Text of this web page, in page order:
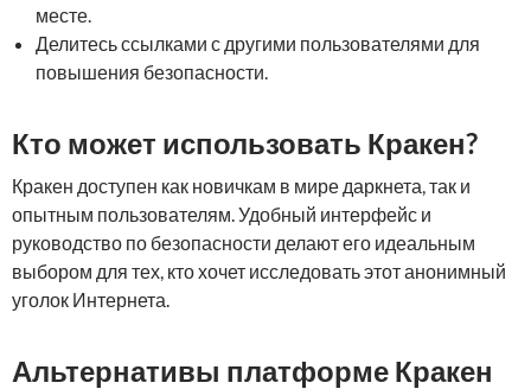
месте.
Делитесь ссылками с другими пользователями для
повышения безопасности.
Кто может использовать Кракен?
Кракен доступен как новичкам в мире даркнета, так и
опытным пользователям. Удобный интерфейс и
руководство по безопасности делают его идеальным
выбором для тех, кто хочет исследовать этот анонимный
уголок Интернета.
Альтернативы платформе Кракен